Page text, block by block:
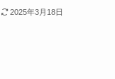
2025年3月18日